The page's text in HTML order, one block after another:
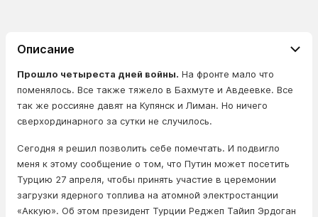
Описание
Прошло четыреста дней войны. На фронте мало что
поменялось. Все также тяжело в Бахмуте и Авдеевке. Все
так же россияне давят на Купянск и Лиман. Но ничего
сверхординарного за сутки не случилось.
Сегодня я решил позволить себе помечтать. И подвигло
меня к этому сообщение о том, что Путин может посетить
Турцию 27 апреля, чтобы принять участие в церемонии
загрузки ядерного топлива на атомной электростанции
«Аккую». Об этом президент Турции Реджеп Тайип Эрдоган